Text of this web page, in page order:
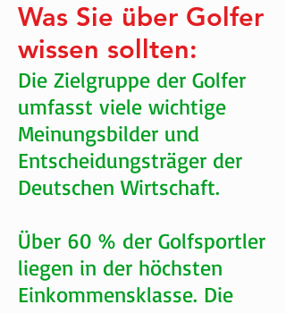
Was Sie über Golfer
wissen sollten:
Die Zielgruppe der Golfer
umfasst viele wichtige
Meinungsbilder und
Entscheidungsträger der
Deutschen Wirtschaft.
Über 60 % der Golfsportler
liegen in der höchsten
Einkommensklasse. Die